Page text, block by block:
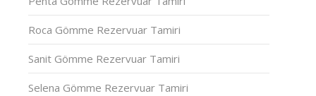
Roca Gömme Rezervuar Tamiri
Sanit Gömme Rezervuar Tamiri
Selena Gömme Rezervuar Tamiri